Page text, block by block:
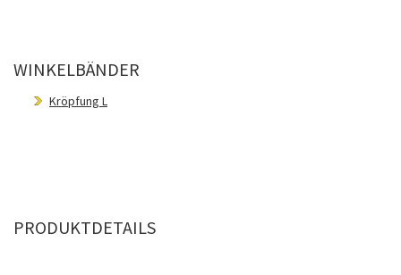
WINKELBÄNDER
Kröpfung L
PRODUKTDETAILS